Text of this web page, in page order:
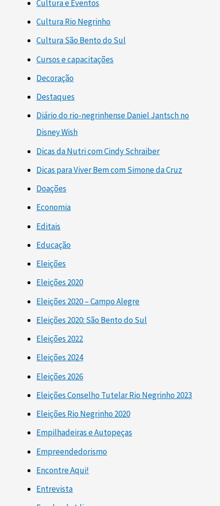
Cultura e Eventos
Cultura Rio Negrinho
Cultura São Bento do Sul
Cursos e capacitações
Decoração
Destaques
Diário do rio-negrinhense Daniel Jantsch no
Disney Wish
Dicas da Nutri com Cindy Schraiber
Dicas para Viver Bem com Simone da Cruz
Doações
Economia
Editais
Educação
Eleições
Eleições 2020
Eleições 2020 – Campo Alegre
Eleições 2020: São Bento do Sul
Eleições 2022
Eleições 2024
Eleições 2026
Eleições Conselho Tutelar Rio Negrinho 2023
Eleições Rio Negrinho 2020
Empilhadeiras e Autopeças
Empreendedorismo
Encontre Aqui!
Entrevista